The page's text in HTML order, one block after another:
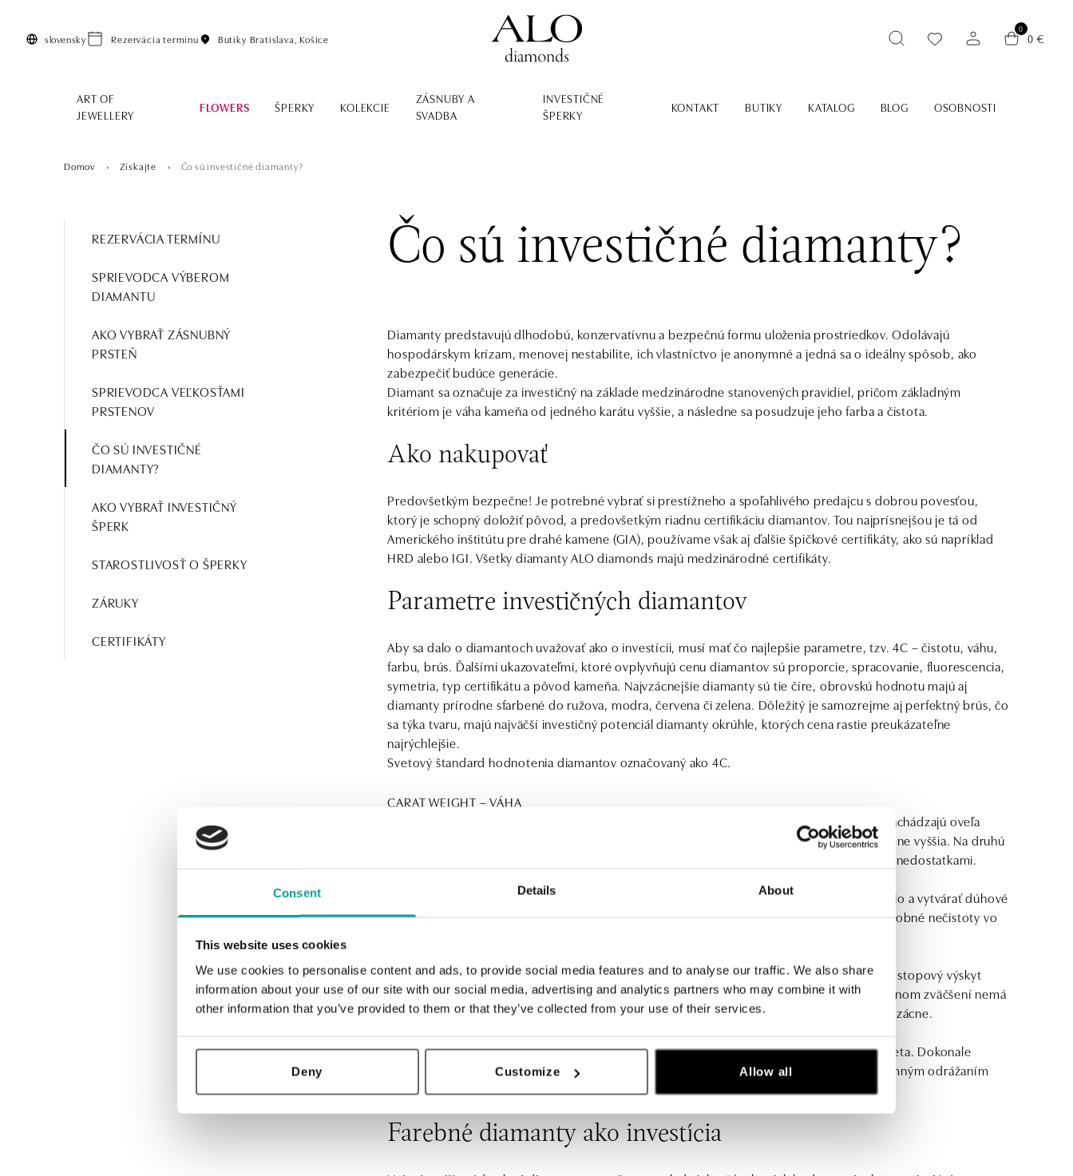
Consent Details About
This website uses cookies
We use cookies to personalise content and ads, to provide social media features and to analyse our traffic. We also share
information about your use of our site with our social media, advertising and analytics partners who may combine it with
other information that you’ve provided to them or that they’ve collected from your use of their services.
Deny Customize Allow all
slovensky Rezervácia termínu Butiky Bratislava, Košice
0
0 €
ART OF
JEWELLERY
FLOWERS ŠPERKY KOLEKCIE
ZÁSNUBY A
SVADBA
INVESTIČNÉ
ŠPERKY
KONTAKT BUTIKY KATALOG BLOG OSOBNOSTI
Domov Získajte Čo sú investičné diamanty?
REZERVÁCIA TERMÍNU
SPRIEVODCA VÝBEROM
DIAMANTU
AKO VYBRAŤ ZÁSNUBNÝ
PRSTEŇ
SPRIEVODCA VEĽKOSŤAMI
PRSTENOV
ČO SÚ INVESTIČNÉ
DIAMANTY?
AKO VYBRAŤ INVESTIČNÝ
ŠPERK
STAROSTLIVOSŤ O ŠPERKY
ZÁRUKY
CERTIFIKÁTY
Čo sú investičné diamanty?
Diamanty predstavujú dlhodobú, konzervatívnu a bezpečnú formu uloženia prostriedkov. Odolávajú
hospodárskym krízam, menovej nestabilite, ich vlastníctvo je anonymné a jedná sa o ideálny spôsob, ako
zabezpečiť budúce generácie.
Diamant sa označuje za investičný na základe medzinárodne stanovených pravidiel, pričom základným
kritériom je váha kameňa od jedného karátu vyššie, a následne sa posudzuje jeho farba a čistota.
Ako nakupovať
Predovšetkým bezpečne! Je potrebné vybrať si prestížneho a spoľahlivého predajcu s dobrou povesťou,
ktorý je schopný doložiť pôvod, a predovšetkým riadnu certifikáciu diamantov. Tou najprísnejšou je tá od
Amerického inštitútu pre drahé kamene (GIA), používame však aj ďalšie špičkové certifikáty, ako sú napríklad
HRD alebo IGI. Všetky diamanty ALO diamonds majú medzinárodné certifikáty.
Parametre investičných diamantov
Aby sa dalo o diamantoch uvažovať ako o investícii, musí mať čo najlepšie parametre, tzv. 4C – čistotu, váhu,
farbu, brús. Ďalšími ukazovateľmi, ktoré ovplyvňujú cenu diamantov sú proporcie, spracovanie, fluorescencia,
symetria, typ certifikátu a pôvod kameňa. Najvzácnejšie diamanty sú tie číre, obrovskú hodnotu majú aj
diamanty prírodne sfarbené do ružova, modra, červena či zelena. Dôležitý je samozrejme aj perfektný brús, čo
sa týka tvaru, majú najväčší investičný potenciál diamanty okrúhle, ktorých cena rastie preukázateľne
najrýchlejšie.
Svetový štandard hodnotenia diamantov označovaný ako 4C.
CARAT WEIGHT – VÁHA
Hmotnosť diamantov je udávaná v karátoch (1 karát = 0,2 g). Malé diamanty sa v prírode nachádzajú oveľa
častejšie, preto je cena diamantu väčšej váhy, pri rovnakých ostatných parametroch, násobne vyššia. Na druhú
stranu ale menší kameň väčšej kvality môže byť hodnotnejší ako väčší diamant s výraznými nedostatkami.
Za dokonalý sa považuje bezfarebný diamant. Dokáže najlepšie rozkladať dopadajúce svetlo a vytvárať dúhové
záblesky, tzv. oheň. Väčšina prírodných diamantov obsahuje sfarbenie, ktoré spôsobujú drobné nečistoty vo
Takmer všetky diamanty obsahujú drobné nedokonalosti – mikroskopické škrabance alebo stopový výskyt
iných materiálov. Za „bezchybný“ kameň je obvykle považovaný taký, ktorý pri desaťnásobnom zväčšení nemá
žiadny vonkajší ani vnútorný viditeľný kaz. Absolútne bezchybné diamanty sú neobyčajne vzácne.
Brus určuje, ako bude diamant odrážať svetlo. Čím lepšia je brús, tým viac sa diamant trblieta. Dokonale
vybrúsený diamant sa trblieta celý, a navyše vytvára dúhové záblesky, ktoré vznikajú vzájomným odrážaním
svetla jednotlivými plôškami.
Farebné diamanty ako investícia